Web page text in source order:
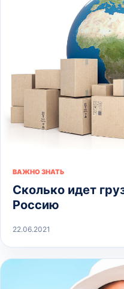
ВАЖНО ЗНАТЬ
Сколько идет
Россию
22.06.2021